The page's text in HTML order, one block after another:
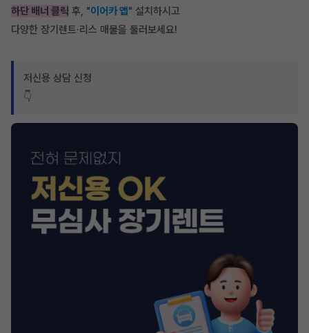
하단 배너 클릭 후, "이어카 앱" 설치하시고
다양한 장기렌트·리스 매물을 둘러보세요!
저신용 상담 신청
👇